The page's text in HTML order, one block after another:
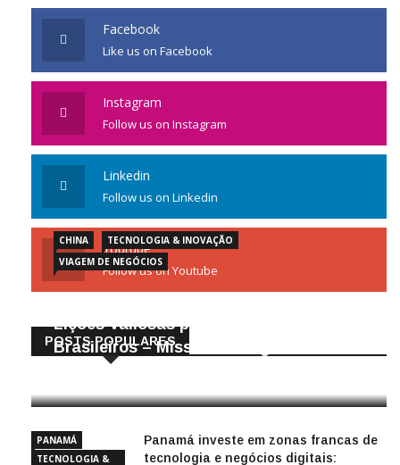
Facebook
Like us on Facebook
Instagram
Follow us on Instagram
Linkedin
Follow us on Linkedin
Youtube
Follow us on Youtube
POSTS POPULARES
CHINA
TECNOLOGIA & INOVAÇÃO
VIAGEM DE NEGÓCIOS
Lições Valiosas para Empresários
Brasileiros – Missão de Negócios China
PANAMÁ
TECNOLOGIA &
Panamá investe em zonas francas de
tecnologia e negócios digitais: